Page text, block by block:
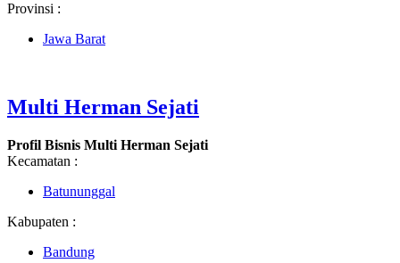
Provinsi :
Jawa Barat
Multi Herman Sejati
Profil Bisnis Multi Herman Sejati
Kecamatan :
Batununggal
Kabupaten :
Bandung